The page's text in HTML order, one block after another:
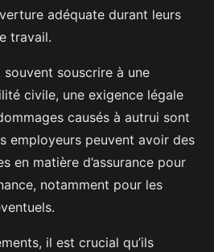
adéquate durant leurs
travail.
souscrire à une
civile, une exigence légale
causés à autrui sont
employeurs peuvent avoir des
en matière d’assurance pour
notamment pour les
il est crucial qu’ils